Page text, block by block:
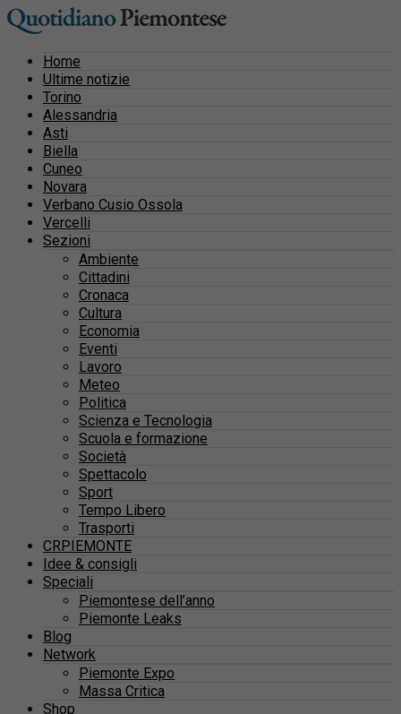
Home
Ultime notizie
Torino
Alessandria
Asti
Biella
Cuneo
Novara
Verbano Cusio Ossola
Vercelli
Sezioni
Ambiente
Cittadini
Cronaca
Cultura
Economia
Eventi
Lavoro
Meteo
Politica
Scienza e Tecnologia
Scuola e formazione
Società
Spettacolo
Sport
Tempo Libero
Trasporti
CRPIEMONTE
Idee & consigli
Speciali
Piemontese dell’anno
Piemonte Leaks
Blog
Network
Piemonte Expo
Massa Critica
Shop